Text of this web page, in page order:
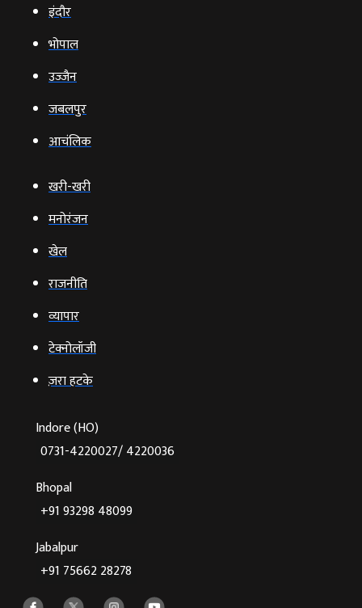
इंदौर
भोपाल
उज्‍जैन
जबलपुर
आचंलिक
खरी-खरी
मनोरंजन
खेल
राजनीति
व्‍यापार
टेक्‍नोलॉजी
ज़रा हटके
Indore (HO)
0731-4220027/ 4220036
Bhopal
+91 93298 48099
Jabalpur
+91 75662 28278